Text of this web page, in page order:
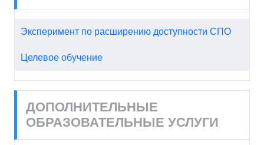
Эксперимент по расширению доступности СПО
Целевое обучение
ДОПОЛНИТЕЛЬНЫЕ
ОБРАЗОВАТЕЛЬНЫЕ УСЛУГИ